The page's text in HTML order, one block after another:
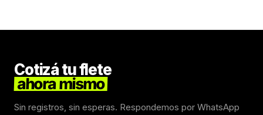
Cotizá tu flete
ahora mismo
Sin registros, sin esperas. Respondemos por WhatsApp